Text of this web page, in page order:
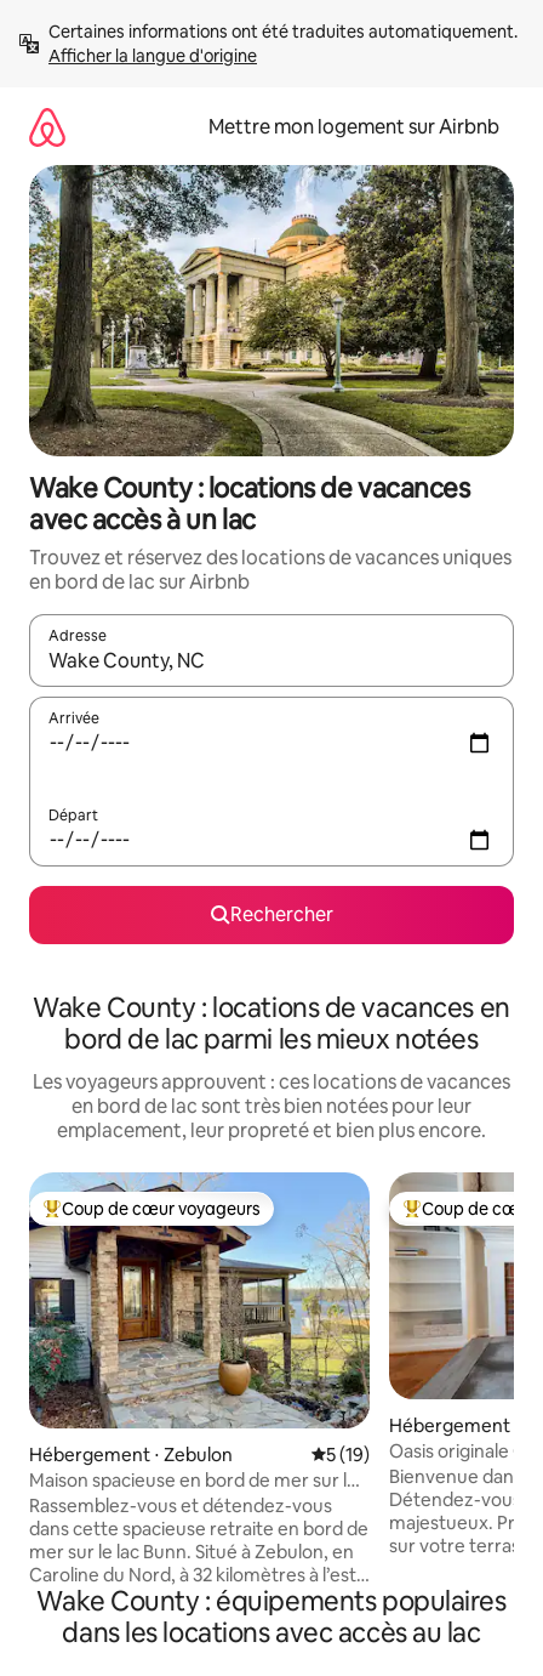
directement
Afficher la langue d'origine
Mettre mon logement sur Airbnb
Wake County : locations de vacances
avec accès à un lac
Trouvez et réservez des locations de vacances uniques
en bord de lac sur Airbnb
Adresse
Lorsque les résultats s'affichent, utilisez les flèches vers le
Arrivée
Départ
Rechercher
Wake County : locations de vacances en
bord de lac parmi les mieux notées
Les voyageurs approuvent : ces locations de vacances
en bord de lac sont très bien notées pour leur
emplacement, leur propreté et bien plus encore.
Coups de cœur voyageurs les plus appréciés
Coup de cœur voyageurs
Hébergement ⋅ Zebulon Évaluation moyenne sur la
5 (19)
Maison spacieuse en bord de mer sur le
lac Bunn
Rassemblez-vous et détendez-vous
dans cette spacieuse retraite en bord de
mer sur le lac Bunn. Situé à Zebulon, en
Caroline du Nord, à 32 kilomètres à l’est
de Raleigh, Bunn Lake est un lac privé,
accessible aux voyageurs et aux
résidents. Profitez de la nature avec vue
Coups de cœur
Coup de cœur
Hébergement ⋅
Oasis originale
terrasse,
Bienvenue dans
Détendez-vous
majestueux.
sur votre terrasse privée.
distance de
sentier de
(poisson, kayak,
Wake County : équipements populaires
dans les locations avec accès au lac